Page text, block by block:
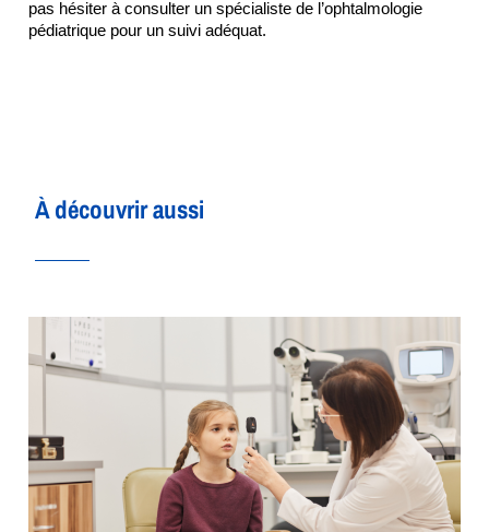
pas hésiter à consulter un spécialiste de l’ophtalmologie
pédiatrique pour un suivi adéquat.
À découvrir aussi